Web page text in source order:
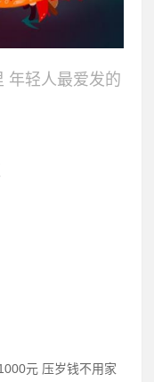
年轻人最爱发的
元 压岁钱不用家